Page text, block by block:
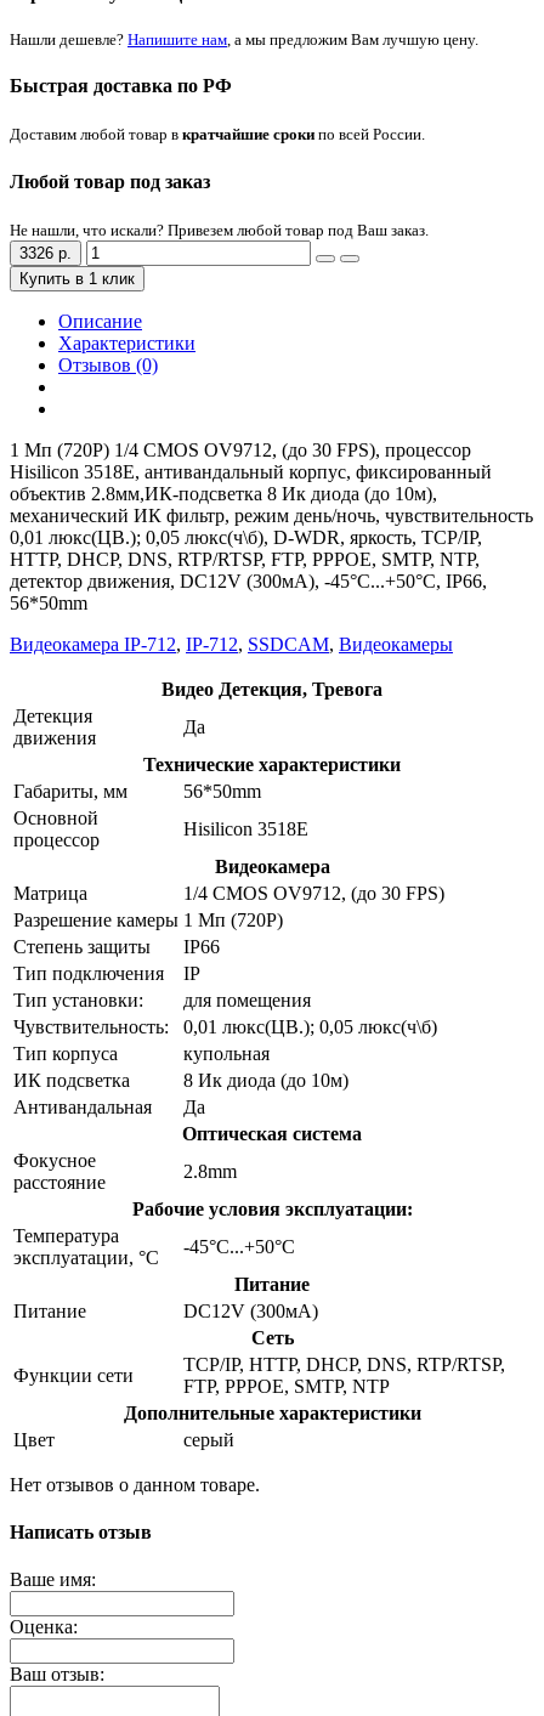
Нашли дешевле? Напишите нам , а мы предложим Вам лучшую цену.
Быстрая доставка по РФ
Доставим любой товар в кратчайшие сроки по всей России.
Любой товар под заказ
Не нашли, что искали? Привезем любой товар под Ваш заказ.
3326 р.
Купить в 1 клик
Описание
Характеристики
Отзывов (0)
1 Мп (720Р) 1/4 CMOS OV9712, (до 30 FPS), процессор
Hisilicon 3518Е, антивандальный корпус, фиксированный
объектив 2.8мм,ИК-подсветка 8 Ик диода (до 10м),
механический ИК фильтр, режим день/ночь, чувствительность
0,01 люкс(ЦВ.); 0,05 люкс(ч\б), D-WDR, яркость, TCP/IP,
HTTP, DHCP, DNS, RTP/RTSP, FTP, PPPOE, SMTP, NTP,
детектор движения, DC12V (300мА), -45°С...+50°С, IР66,
56*50mm
Видеокамера IP-712, IP-712, SSDCAM, Видеокамеры
Видео Детекция, Тревога
Детекция
движения
Да
Технические характеристики
Габариты, мм
56*50mm
Основной
процессор
Hisilicon 3518Е
Видеокамера
Матрица
1/4 CMOS OV9712, (до 30 FPS)
Разрешение камеры 1 Мп (720Р)
Степень защиты
IР66
Тип подключения
IP
Тип установки:
для помещения
Чувствительность:
0,01 люкс(ЦВ.); 0,05 люкс(ч\б)
Тип корпуса
купольная
ИК подсветка
8 Ик диода (до 10м)
Антивандальная
Да
Оптическая система
Фокусное
расстояние
2.8mm
Рабочие условия эксплуатации:
Температура
эксплуатации, °C
-45°С...+50°С
Питание
Питание
DC12V (300мА)
Сеть
Функции сети
TCP/IP, HTTP, DHCP, DNS, RTP/RTSP,
FTP, PPPOE, SMTP, NTP
Дополнительные характеристики
Цвет
серый
Нет отзывов о данном товаре.
Написать отзыв
Ваше имя:
Оценка:
Ваш отзыв: